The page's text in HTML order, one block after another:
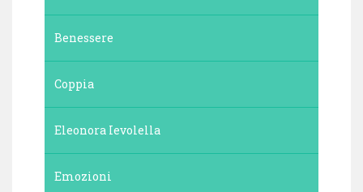
Benessere
Coppia
Eleonora Ievolella
Emozioni